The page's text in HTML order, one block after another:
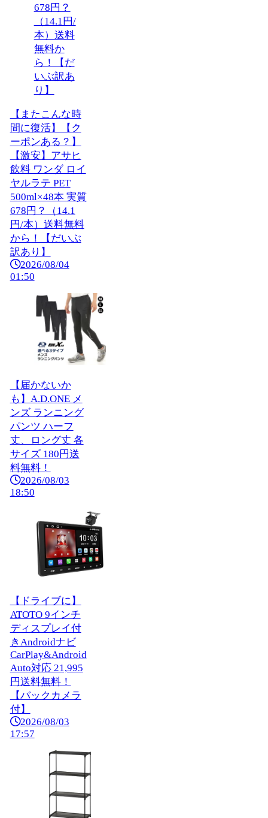
【またこんな時
間に復活】【ク
ーポンある？】
【激安】アサヒ
飲料 ワンダ ロイ
ヤルラテ PET
500ml×48本 実質
678円？（14.1
円/本）送料無料
から！【だいぶ
訳あり】
2026/08/04
01:50
【届かないか
も】A.D.ONE メ
ンズ ランニング
パンツ ハーフ
丈、ロング丈 各
サイズ 180円送
料無料！
2026/08/03
18:50
【ドライブに】
ATOTO 9インチ
ディスプレイ付
きAndroidナビ
CarPlay&Android
Auto対応 21,995
円送料無料！
【バックカメラ
付】
2026/08/03
17:57